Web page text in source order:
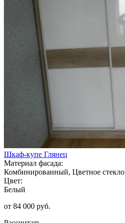
Шкаф-купе Глянец
Материал фасада:
Комбинированный, Цветное стекло
Цвет:
Белый
от 84 000 руб.